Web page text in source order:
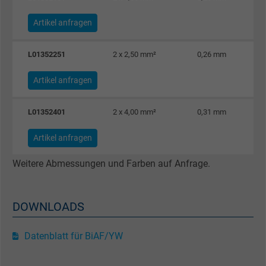
Laufzeit 1 Tag
Zweck
Cookie von Google für Website-Analysen.
Erzeugt statistische Daten darüber, wie der
Besucher die Website nutzt.
Anbieter
Laufzeit 1 Minute
Artikel anfragen
L01352251 2 x 2,50 mm² 0,26 mm
Artikel anfragen
L01352401 2 x 4,00 mm² 0,31 mm
Artikel anfragen
Weitere Abmessungen und Farben auf Anfrage.
DOWNLOADS
Datenblatt für BiAF/YW